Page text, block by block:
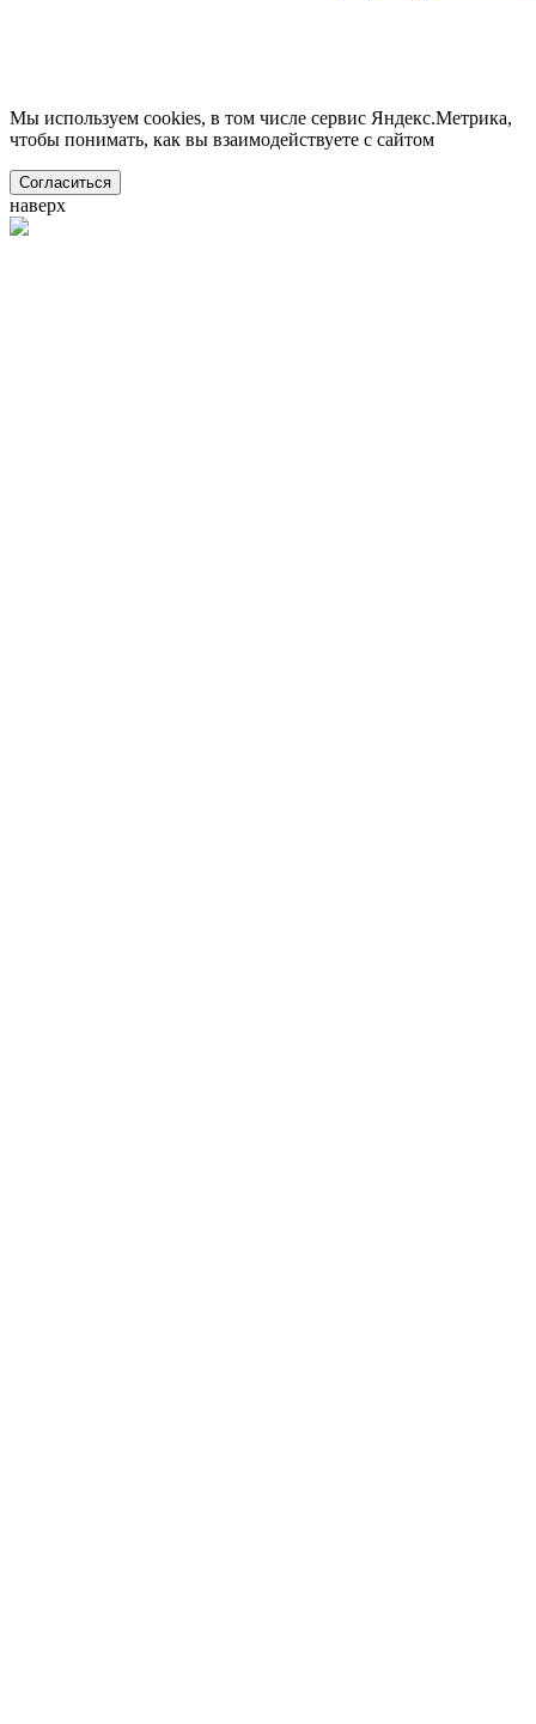
Мы используем cookies, в том числе сервис Яндекс.Метрика,
чтобы понимать, как вы взаимодействуете с сайтом
Согласиться
наверх